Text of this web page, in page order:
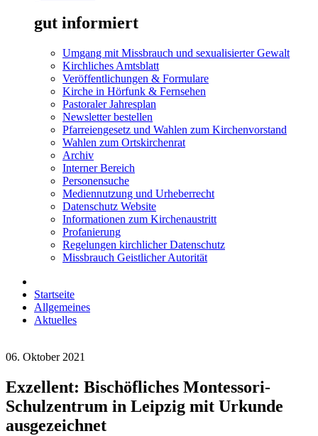
gut informiert
Umgang mit Missbrauch und sexualisierter Gewalt
Kirchliches Amtsblatt
Veröffentlichungen & Formulare
Kirche in Hörfunk & Fernsehen
Pastoraler Jahresplan
Newsletter bestellen
Pfarreiengesetz und Wahlen zum Kirchenvorstand
Wahlen zum Ortskirchenrat
Archiv
Interner Bereich
Personensuche
Mediennutzung und Urheberrecht
Datenschutz Website
Informationen zum Kirchenaustritt
Profanierung
Regelungen kirchlicher Datenschutz
Missbrauch Geistlicher Autorität
Startseite
Allgemeines
Aktuelles
06. Oktober 2021
Exzellent: Bischöfliches Montessori-
Schulzentrum in Leipzig mit Urkunde
ausgezeichnet